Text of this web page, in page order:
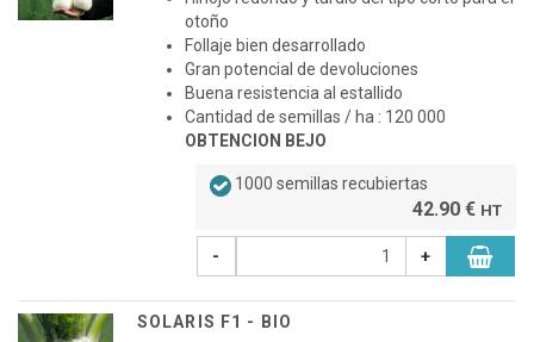
otoño
Follaje bien desarrollado
Gran potencial de devoluciones
Buena resistencia al estallido
Cantidad de semillas / ha : 120 000
OBTENCION BEJO
1000 semillas recubiertas
42.90 € HT
- +
SOLARIS F1 - BIO